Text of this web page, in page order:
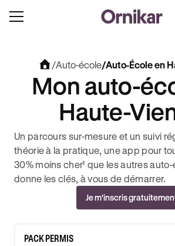
/Auto-école/Auto-École en
Mon auto-
Haute-
Un parcours sur-mesure et un suivi
théorie à la pratique, une app pour
30% moins cher¹ que les autres
donne les clés, à vous de démarrer.
Je m'inscris
PACK PERMIS